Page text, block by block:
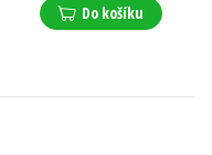
Do košíku